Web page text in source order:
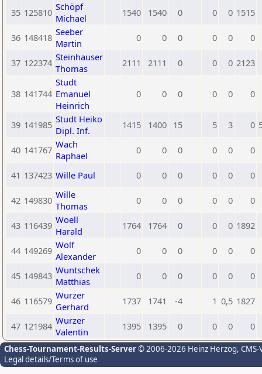
35 125810 Schöpf
Michael
1540 1540 0 0 0 1515
36 148418 Seeber
Martin
0 0 0 0 0 0
37 122374 Steinhauser
Thomas
2111 2111 0 0 0 2123
38 141744
Studt
Emanuel
Heinrich
0 0 0 0 0 0
39 141985 Studt Heiko
Dipl. Inf.
1415 1400 15 5 3 0
40 141767 Wach
Raphael
0 0 0 0 0 0
41 137423 Wille Paul 0 0 0 0 0 0
42 149830 Wille
Thomas
0 0 0 0 0 0
43 116439 Woell
Harald
1764 1764 0 0 0 1892
44 149269 Wolf
Alexander
0 0 0 0 0 0
45 149843 Wuntschek
Matthias
0 0 0 0 0 0
46 116579 Wurzer
Gerhard
1737 1741 -4 1 0,5 1827
47 121984 Wurzer
Valentin
1395 1395 0 0 0 0
Chess-Tournament-Results-Server© 2006-2026 Heinz Herzog,
Legal details/Terms of use